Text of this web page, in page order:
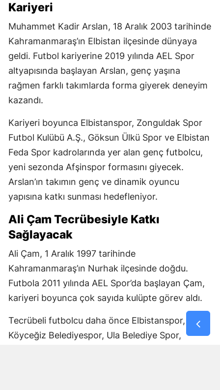
Kariyeri
Muhammet Kadir Arslan, 18 Aralık 2003 tarihinde
Kahramanmaraş’ın Elbistan ilçesinde dünyaya
geldi. Futbol kariyerine 2019 yılında AEL Spor
altyapısında başlayan Arslan, genç yaşına
rağmen farklı takımlarda forma giyerek deneyim
kazandı.
Kariyeri boyunca Elbistanspor, Zonguldak Spor
Futbol Kulübü A.Ş., Göksun Ülkü Spor ve Elbistan
Feda Spor kadrolarında yer alan genç futbolcu,
yeni sezonda Afşinspor formasını giyecek.
Arslan’ın takımın genç ve dinamik oyuncu
yapısına katkı sunması hedefleniyor.
Ali Çam Tecrübesiyle Katkı
Sağlayacak
Ali Çam, 1 Aralık 1997 tarihinde
Kahramanmaraş’ın Nurhak ilçesinde doğdu.
Futbola 2011 yılında AEL Spor’da başlayan Çam,
kariyeri boyunca çok sayıda kulüpte görev aldı.
Tecrübeli futbolcu daha önce Elbistanspor,
Köyceğiz Belediyespor, Ula Belediye Spor,